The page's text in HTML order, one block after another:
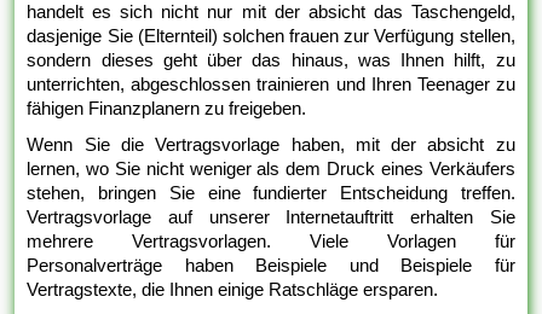
handelt es sich nicht nur mit der absicht das Taschengeld,
dasjenige Sie (Elternteil) solchen frauen zur Verfügung stellen,
sondern dieses geht über das hinaus, was Ihnen hilft, zu
unterrichten, abgeschlossen trainieren und Ihren Teenager zu
fähigen Finanzplanern zu freigeben.
Wenn Sie die Vertragsvorlage haben, mit der absicht zu
lernen, wo Sie nicht weniger als dem Druck eines Verkäufers
stehen, bringen Sie eine fundierter Entscheidung treffen.
Vertragsvorlage auf unserer Internetauftritt erhalten Sie
mehrere Vertragsvorlagen. Viele Vorlagen für
Personalverträge haben Beispiele und Beispiele für
Vertragstexte, die Ihnen einige Ratschläge ersparen.